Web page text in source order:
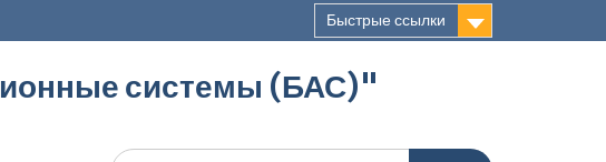
Быстрые ссылки
системы (БАС)"